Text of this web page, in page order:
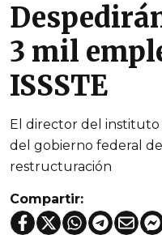
3 mil
ISSSTE
El director del
del gobierno federal
restructuración
Compartir: